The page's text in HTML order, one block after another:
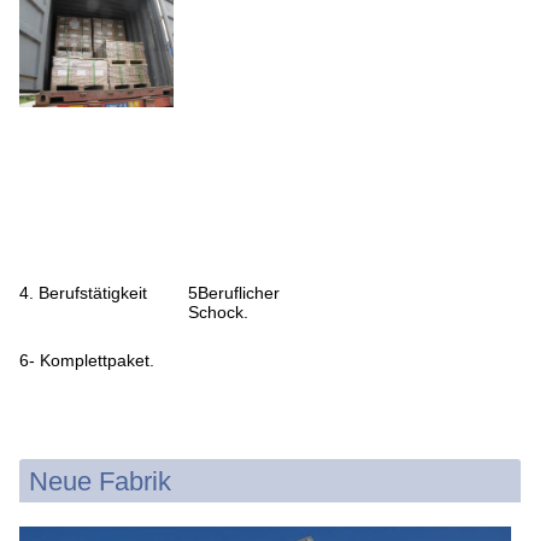
4. Berufstätigkeit
5Beruflicher
Schock.
6- Komplettpaket.
Neue Fabrik